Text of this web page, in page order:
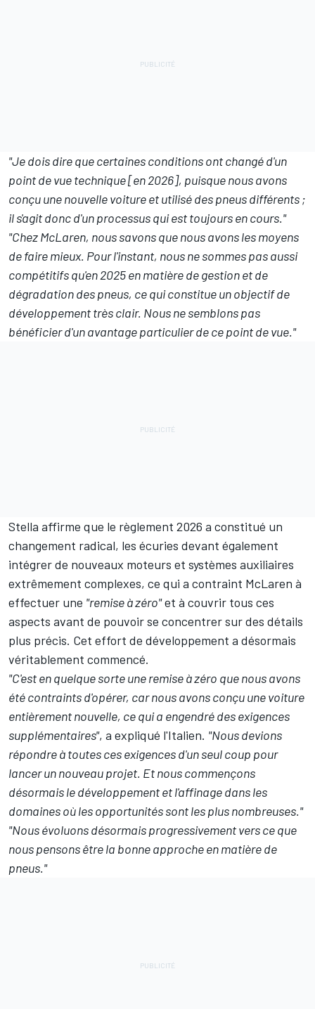
"Je dois dire que certaines conditions ont changé d'un
point de vue technique [en 2026], puisque nous avons
conçu une nouvelle voiture et utilisé des pneus différents ;
il s'agit donc d'un processus qui est toujours en cours."
"Chez McLaren, nous savons que nous avons les moyens
de faire mieux. Pour l'instant, nous ne sommes pas aussi
compétitifs qu'en 2025 en matière de gestion et de
dégradation des pneus, ce qui constitue un objectif de
développement très clair. Nous ne semblons pas
bénéficier d'un avantage particulier de ce point de vue."
Stella affirme que le règlement 2026 a constitué un
changement radical, les écuries devant également
intégrer de nouveaux moteurs et systèmes auxiliaires
extrêmement complexes, ce qui a contraint McLaren à
effectuer une "remise à zéro"et à couvrir tous ces
aspects avant de pouvoir se concentrer sur des détails
plus précis. Cet effort de développement a désormais
véritablement commencé.
"C'est en quelque sorte une remise à zéro que nous avons
été contraints d'opérer, car nous avons conçu une voiture
entièrement nouvelle, ce qui a engendré des exigences
supplémentaires", a expliqué l'Italien. "Nous devions
répondre à toutes ces exigences d'un seul coup pour
lancer un nouveau projet. Et nous commençons
désormais le développement et l'affinage dans les
domaines où les opportunités sont les plus nombreuses."
"Nous évoluons désormais progressivement vers ce que
nous pensons être la bonne approche en matière de
pneus."